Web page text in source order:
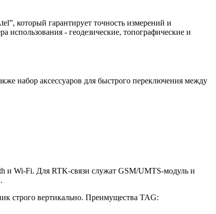
который гарантирует точность измерений и
- геодезические, топографические и
набор аксессуаров для быстрого переключения между
и Wi-Fi. Для RTK-связи служат GSM/UMTS-модуль и
строго вертикально. Преимущества TAG: